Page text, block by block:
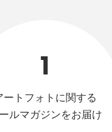
1
ートフォトに関する
ルマガジンをお届け